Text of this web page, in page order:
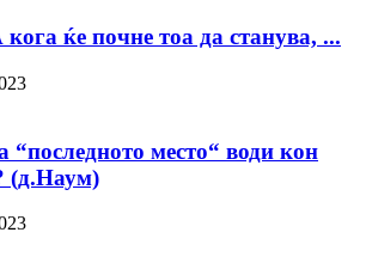
ќе почне тоа да станува, ...
“последното место“ води кон
(д.Наум)